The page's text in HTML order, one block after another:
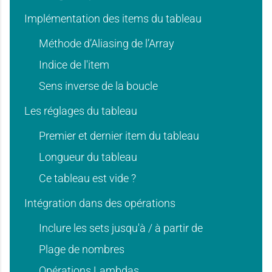
e
:
I
n
e
:
n
a
g
e
:
a
:
Implémentation des items du tableau
Méthode d’Aliasing de l’Array
Indice de l'item
Sens inverse de la boucle
Les réglages du tableau
Premier et dernier item du tableau
Longueur du tableau
Ce tableau est vide ?
Intégration dans des opérations
Inclure les sets jusqu'à / à partir de
Plage de nombres